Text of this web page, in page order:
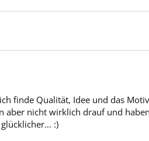
finde Qualität, Idee und das
aber nicht wirklich drauf und
:)